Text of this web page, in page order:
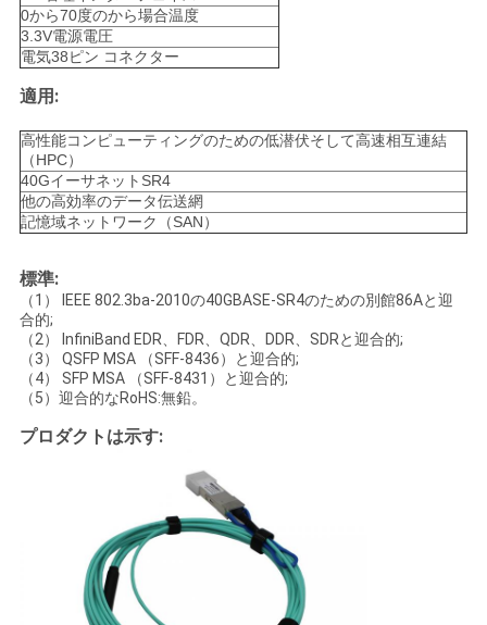
し
な
さ
い
図
プ
ラ
0から70度のから場合温度
3.3V電源電圧
電気38ピン コネクター
適用:
高性能コンピューティングのための低潜伏そして高速相互連結
（HPC）
40GイーサネットSR4
他の高効率のデータ伝送網
記憶域ネットワーク（SAN）
標準:
（1） IEEE 802.3ba-2010の40GBASE-SR4のための別館86Aと迎
合的;
（2） InfiniBand EDR、FDR、QDR、DDR、SDRと迎合的;
（3） QSFP MSA （SFF-8436）と迎合的;
（4） SFP MSA （SFF-8431）と迎合的;
（5）迎合的なRoHS:無鉛。
プロダクトは示す: